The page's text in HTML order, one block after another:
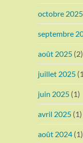
octobre 2025
septembre
août 2025 (2)
juillet 2025
juin 2025 (1)
avril 2025 (1)
août 2024 (1)